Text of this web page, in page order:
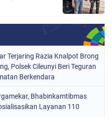
Terjaring Razia Knalpot Brong
Polsek Cileunyi Beri Teguran
Berkendara
Bhabinkamtibmas
Layanan 110